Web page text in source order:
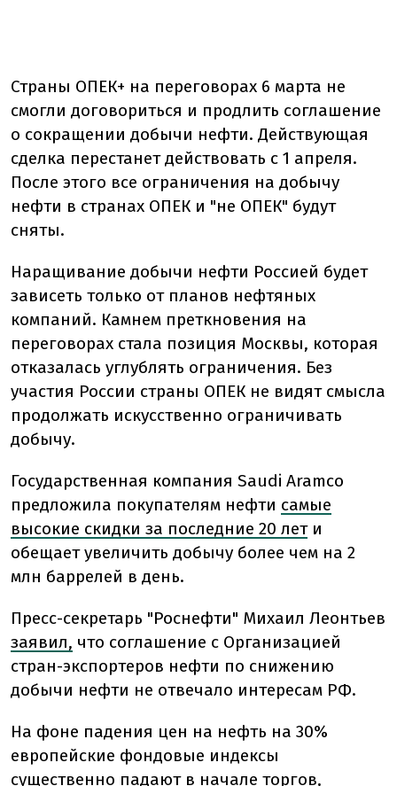
Страны ОПЕК+ на переговорах 6 марта не
смогли договориться и продлить соглашение
о сокращении добычи нефти. Действующая
сделка перестанет действовать с 1 апреля.
После этого все ограничения на добычу
нефти в странах ОПЕК и "не ОПЕК" будут
сняты.
Наращивание добычи нефти Россией будет
зависеть только от планов нефтяных
компаний. Камнем преткновения на
переговорах стала позиция Москвы, которая
отказалась углублять ограничения. Без
участия России страны ОПЕК не видят смысла
продолжать искусственно ограничивать
добычу.
Государственная компания Saudi Aramco
предложила покупателям нефти самые
высокие скидки за последние 20 лети
обещает увеличить добычу более чем на 2
млн баррелей в день.
Пресс-секретарь "Роснефти" Михаил Леонтьев
заявил, что соглашение с Организацией
стран-экспортеров нефти по снижению
добычи нефти не отвечало интересам РФ.
На фоне падения цен на нефть на 30%
европейские фондовые индексы
существенно падают в начале торгов,